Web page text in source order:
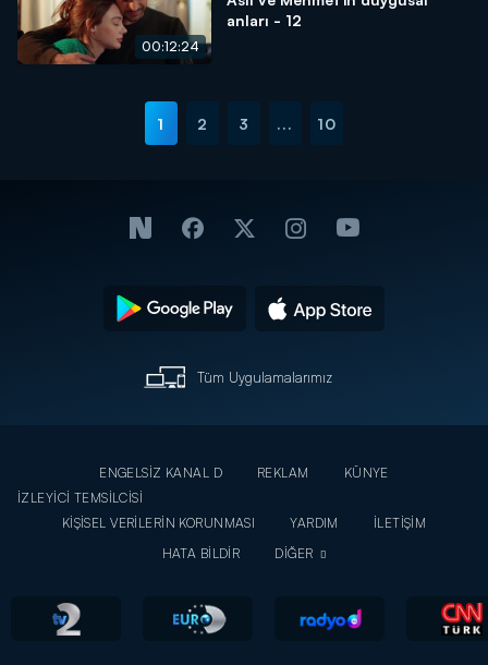
00:12:24
anları - 12
1 2 3 ... 10
Tüm Uygulamalarımız
ENGELSİZ KANAL D REKLAM
KÜNYE
İZLEYİCİ TEMSİLCİSİ
KİŞİSEL VERİLERİN KORUNMASI
YARDIM
İLETİŞİM
HATA BİLDİR
DİĞER